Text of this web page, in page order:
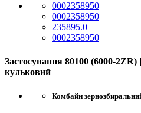
0002358950
0002358950
235895.0
0002358950
Застосування 80100 (6000-
кульковий
Комбайн